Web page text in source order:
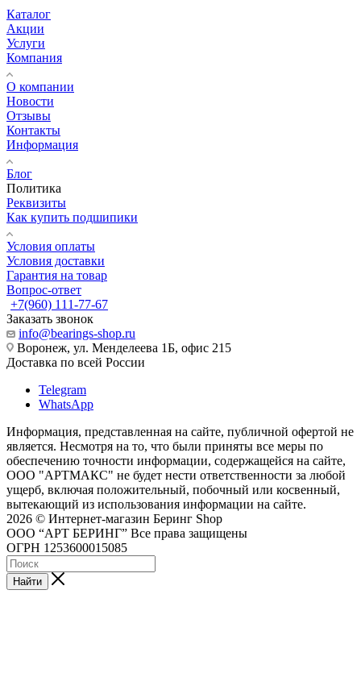
Каталог
Акции
Услуги
Компания
О компании
Новости
Отзывы
Контакты
Информация
Блог
Политика
Реквизиты
Как купить подшипики
Условия оплаты
Условия доставки
Гарантия на товар
Вопрос-ответ
+7(960) 111-77-67
Заказать звонок
info@bearings-shop.ru
Воронеж, ул. Менделеева 1Б, офис 215
Доставка по всей России
Telegram
WhatsApp
Информация, представленная на сайте, публичной офертой не
является. Несмотря на то, что были приняты все меры по
обеспечению точности информации, содержащейся на сайте,
ООО "АРТМАКС" не будет нести ответственности за любой
ущерб, включая положительный, побочный или косвенный,
вытекающий из использования информации на сайте.
2026 © Интернет-магазин Беринг Shop
ООО “АРТ БЕРИНГ” Все права защищены
ОГРН 1253600015085
Найти